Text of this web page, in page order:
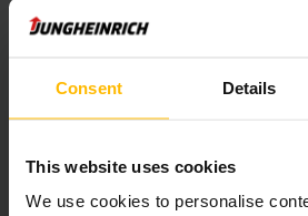
Consent Details
This website uses cookies
We use cookies to personalise
heftruckfabrikanten moeten zich aan
Voor de metingen worden nauwkeurig
Tijdens praktijktesten is het verbruik
normen: